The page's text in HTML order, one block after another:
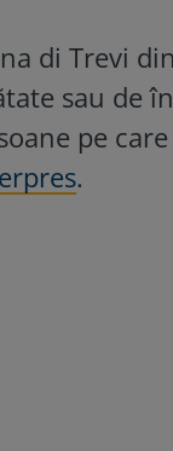
di Trevi
sau de
pe
.